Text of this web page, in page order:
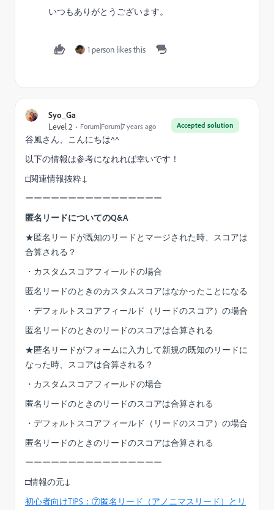
いつもありがとうございます。
1 person likes this
Syo_Ga
Accepted solution
Level 2 Forum|Forum|7 years ago
谷風さん、こんにちは^^
以下の情報は参考になれれば幸いです！
□関連情報抜粋↓
ーーーーーーーーーーーーーーーー
匿名リードについてのQ&A
★匿名リードが既知のリードとマージされた時、スコアは
合算される？
・カスタムスコアフィールドの場合
匿名リードのときのカスタムスコアはなかったことになる
・デフォルトスコアフィールド（リードのスコア）の場合
匿名リードのときのリードのスコアは合算される
★匿名リードがフォームに入力して新規の既知のリードに
なった時、スコアは合算される？
・カスタムスコアフィールドの場合
匿名リードのときのリードのスコアは合算される
・デフォルトスコアフィールド（リードのスコア）の場合
匿名リードのときのリードのスコアは合算される
ーーーーーーーーーーーーーーーー
□情報の元↓
初心者向けTIPS：⑦匿名リード（アノニマスリード）とリ